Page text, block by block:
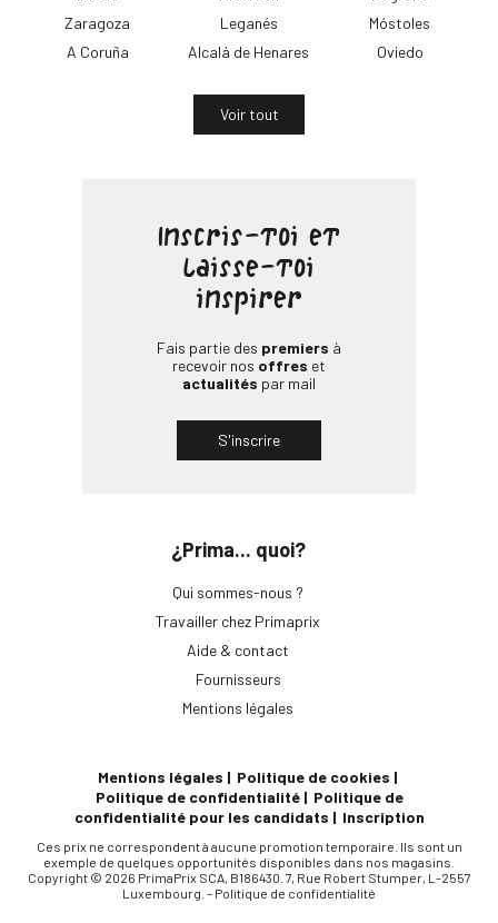
Zaragoza
A Coruña
Leganés
Alcalá de Henares
Móstoles
Oviedo
Voir tout
¿Prima... quoi?
Qui sommes-nous ?
Travailler chez Primaprix
Aide & contact
Fournisseurs
Mentions légales
Inscris-toi et
laisse-toi
inspirer
Fais partie des premiers à
recevoir nos offres et
actualités par mail
S'inscrire
Mentions légales
Politique de cookies
Politique de confidentialité
Politique de
confidentialité pour les candidats
Inscription
Ces prix ne correspondent à aucune promotion temporaire. Ils sont un
exemple de quelques opportunités disponibles dans nos magasins.
Copyright © 2026 PrimaPrix SCA, B186430. 7, Rue Robert Stumper, L-2557
Luxembourg. – Politique de confidentialité